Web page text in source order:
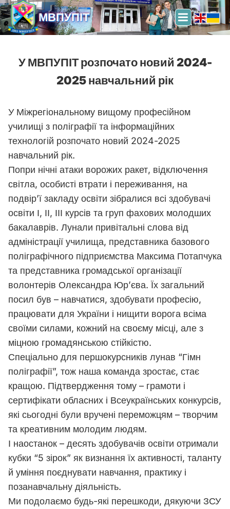
МВПУПІТ
У МВПУПІТ розпочато новий 2024-
2025 навчальний рік
У Міжрегіональному вищому професійном
училищі з поліграфії та інформаційних
технологій розпочато новий 2024-2025
навчальний рік.
Попри нічні атаки ворожих ракет, відключення
світла, особисті втрати і переживання, на
подвір’ї закладу освіти зібралися всі здобувачі
освіти І, ІІ, ІІІ курсів та груп фахових молодших
бакалаврів. Лунали привітальні слова від
адміністрації училища, представника базового
поліграфічного підприємства Максима Потапчука
та представника громадської організації
волонтерів Олександра Юр’єва. Їх загальний
посил був – навчатися, здобувати професію,
працювати для України і нищити ворога всіма
своїми силами, кожний на своєму місці, але з
міцною громадянською стійкістю.
Спеціально для першокурсників лунав “Гімн
поліграфії”, тож наша команда зростає, стає
кращою. Підтвердження тому – грамоти і
сертифікати обласних і Всеукраїнських конкурсів,
які сьогодні були вручені переможцям – творчим
та креативним молодим людям.
І наостанок – десять здобувачів освіти отримали
кубки “5 зірок” як визнання їх активності, таланту
й уміння поєднувати навчання, практику і
позанавчальну діяльність.
Ми подолаємо будь-які перешкоди, дякуючи ЗСУ